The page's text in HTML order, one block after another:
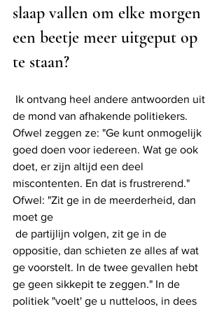
slaap vallen om elke morgen
een beetje meer uitgeput op
te staan?
de mond van afhakende politiekers.
Ofwel zeggen ze: "Ge kunt onmogelijk
goed doen voor iedereen. Wat ge ook
doet, er zijn altijd een deel
miscontenten. En dat is frustrerend."
Ofwel: "Zit ge in de meerderheid, dan
moet ge
oppositie, dan schieten ze alles af wat
ge voorstelt. In de twee gevallen hebt
ge geen sikkepit te zeggen." In de
politiek "voelt' ge u nutteloos, in dees